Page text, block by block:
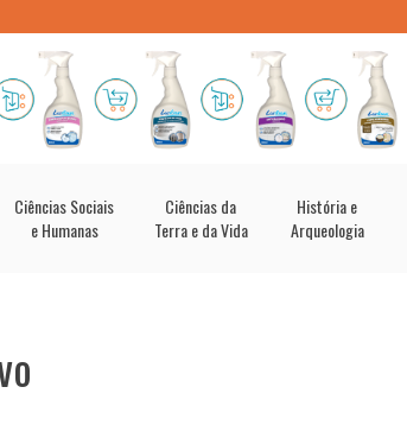
Ciências Sociais
e Humanas
Ciências da
Terra e da Vida
História e
Arqueologia